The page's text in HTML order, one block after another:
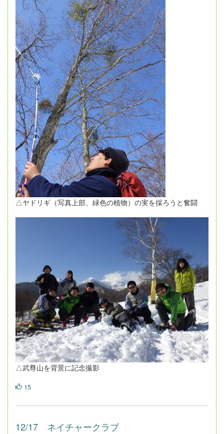
△ヤドリギ（写真上部、緑色の植物）の実を採ろうと奮闘
△武尊山を背景に記念撮影
15
12/17 ネイチャークラブ